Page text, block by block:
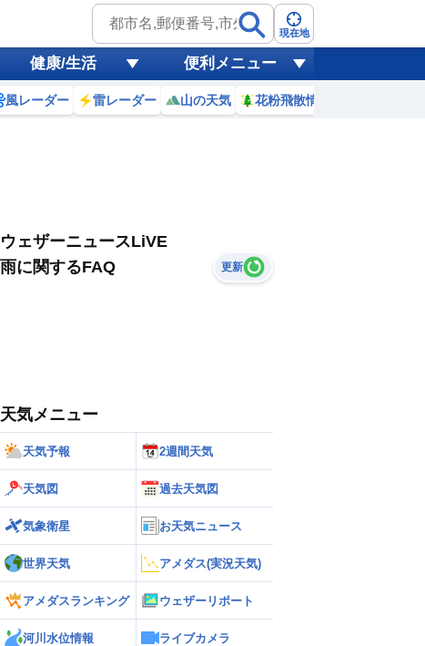
現在地
健康/生活 便利メニュー
風レーダー 雷レーダー 山の天気 花粉飛散情報
ウェザーニュースLiVE
雨に関するFAQ
更新
天気メニュー
天気予報 2週間天気
天気図 過去天気図
気象衛星 お天気ニュース
世界天気 アメダス(実況天気)
アメダスランキング ウェザーリポート
河川水位情報 ライブカメラ